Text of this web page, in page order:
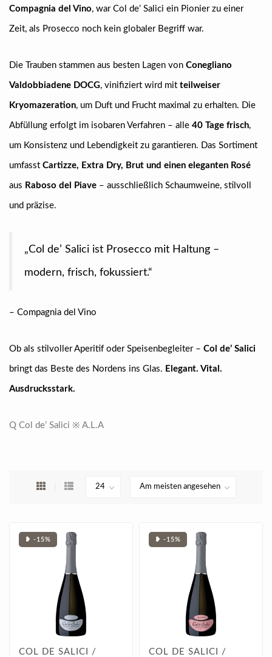
Compagnia del Vino, war Col de’ Salici ein Pionier zu einer
Zeit, als Prosecco noch kein globaler Begriff war.
Die Trauben stammen aus besten Lagen von Conegliano
Valdobbiadene DOCG, vinifiziert wird mit teilweiser
Kryomazeration, um Duft und Frucht maximal zu erhalten. Die
Abfüllung erfolgt im isobaren Verfahren – alle 40 Tage frisch,
um Konsistenz und Lebendigkeit zu garantieren. Das Sortiment
umfasst Cartizze, Extra Dry, Brut und einen eleganten Rosé
aus Raboso del Piave – ausschließlich Schaumweine, stilvoll
und präzise.
„Col de’ Salici ist Prosecco mit Haltung –
modern, frisch, fokussiert.“
– Compagnia del Vino
Ob als stilvoller Aperitif oder Speisenbegleiter – Col de’ Salici
bringt das Beste des Nordens ins Glas. Elegant. Vital.
Ausdrucksstark.
Q Col de’ Salici ※ A.L.A
❥ -15%
COL DE SALICI /
❥ -15%
COL DE SALICI /